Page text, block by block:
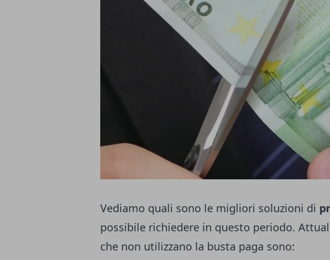
Vediamo quali sono le migliori soluzioni di
possibile richiedere in questo periodo.
che non utilizzano la busta paga sono: